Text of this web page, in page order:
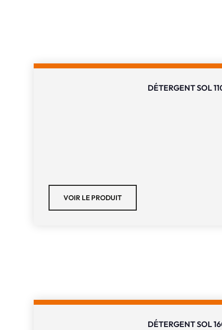
DÉTERGENT SOL
VOIR LE PRODUIT
DÉTERGENT SOL